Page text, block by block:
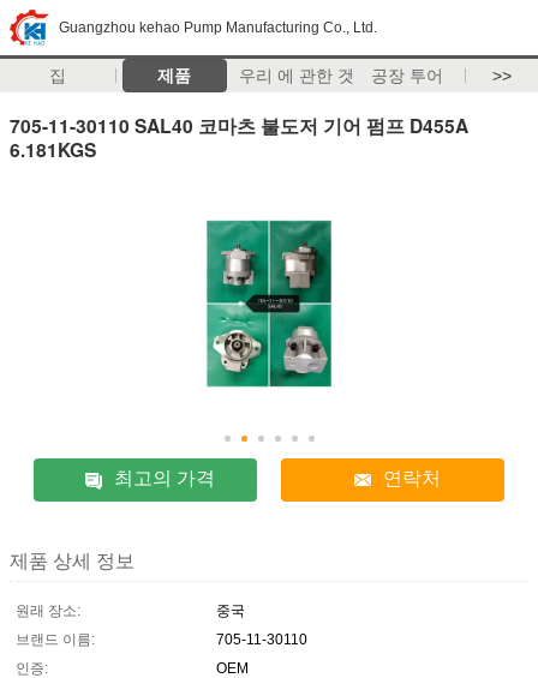
Guangzhou kehao Pump Manufacturing Co., Ltd.
집 제품 우리 에 관한 것 공장 투어 >>
705-11-30110 SAL40 코마츠 불도저 기어 펌프 D455A
6.181KGS
최고의 가격 연락처
제품 상세 정보
원래 장소:
중국
브랜드 이름:
705-11-30110
인증:
OEM